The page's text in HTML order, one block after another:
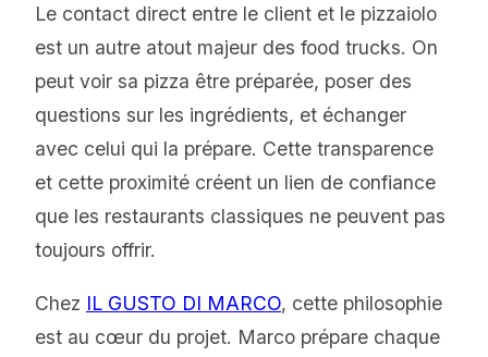
Le contact direct entre le client et le pizzaiolo
est un autre atout majeur des food trucks. On
peut voir sa pizza être préparée, poser des
questions sur les ingrédients, et échanger
avec celui qui la prépare. Cette transparence
et cette proximité créent un lien de confiance
que les restaurants classiques ne peuvent pas
toujours offrir.
Chez IL GUSTO DI MARCO, cette philosophie
est au cœur du projet. Marco prépare chaque